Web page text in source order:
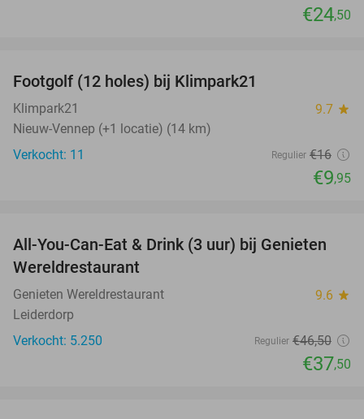
€24,50
NEW
TODAY
Footgolf (12 holes) bij Klimpark21
Klimpark21 9.7 star
Nieuw-Vennep (+1 locatie) (14 km)
Verkocht: 11
Regulier €16
€9,95
19%
All-You-Can-Eat & Drink (3 uur) bij Genieten
Wereldrestaurant
Genieten Wereldrestaurant 9.6 star
Leiderdorp
Verkocht: 5.250
Regulier €46,50
€37,50